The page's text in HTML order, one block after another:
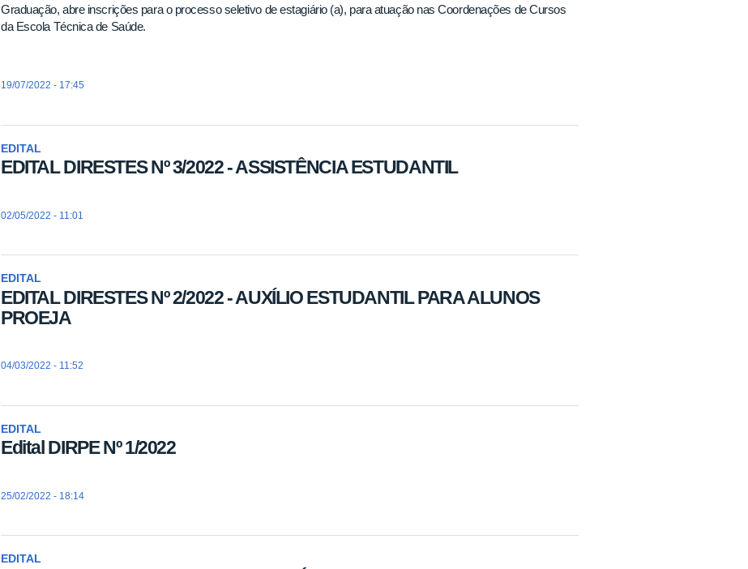
Graduação, abre inscrições para o processo seletivo de estagiário (a), para atuação nas Coordenações de Cursos
da Escola Técnica de Saúde.
19/07/2022 - 17:45
EDITAL
EDITAL DIRESTES Nº 3/2022 - ASSISTÊNCIA ESTUDANTIL
02/05/2022 - 11:01
EDITAL
EDITAL DIRESTES Nº 2/2022 - AUXÍLIO ESTUDANTIL PARA ALUNOS
PROEJA
04/03/2022 - 11:52
EDITAL
Edital DIRPE Nº 1/2022
25/02/2022 - 18:14
EDITAL